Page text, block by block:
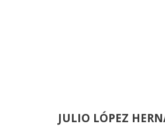
JULIO LÓPEZ